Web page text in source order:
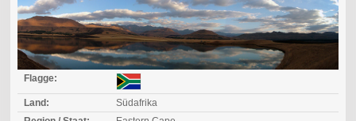
Flagge:
Land:
Südafrika